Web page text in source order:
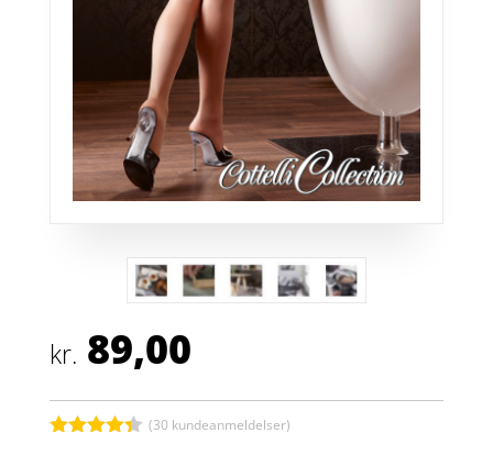
kr. 89,00
(30 kundeanmeldelser)